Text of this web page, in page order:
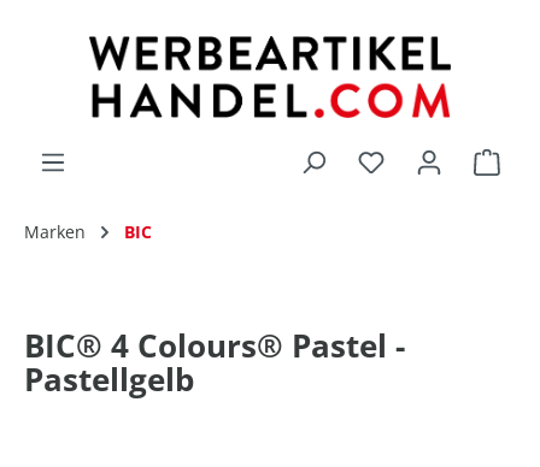
Du hast 0
Marken BIC
BIC® 4 Colours® Pastel -
Pastellgelb